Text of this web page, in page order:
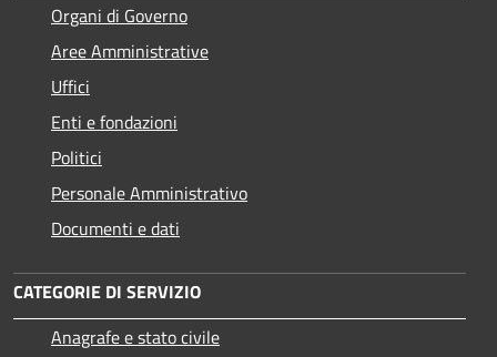
Organi di Governo
Aree Amministrative
Uffici
Enti e fondazioni
Politici
Personale Amministrativo
Documenti e dati
CATEGORIE DI SERVIZIO
Anagrafe e stato civile